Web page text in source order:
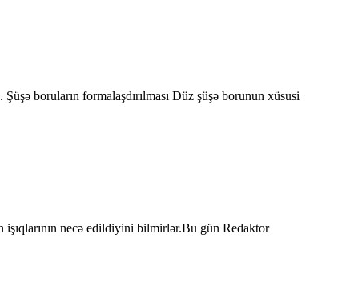
Şüşə boruların formalaşdırılması Düz ​​şüşə borunun xüsusi
necə edildiyini bilmirlər.Bu gün Redaktor